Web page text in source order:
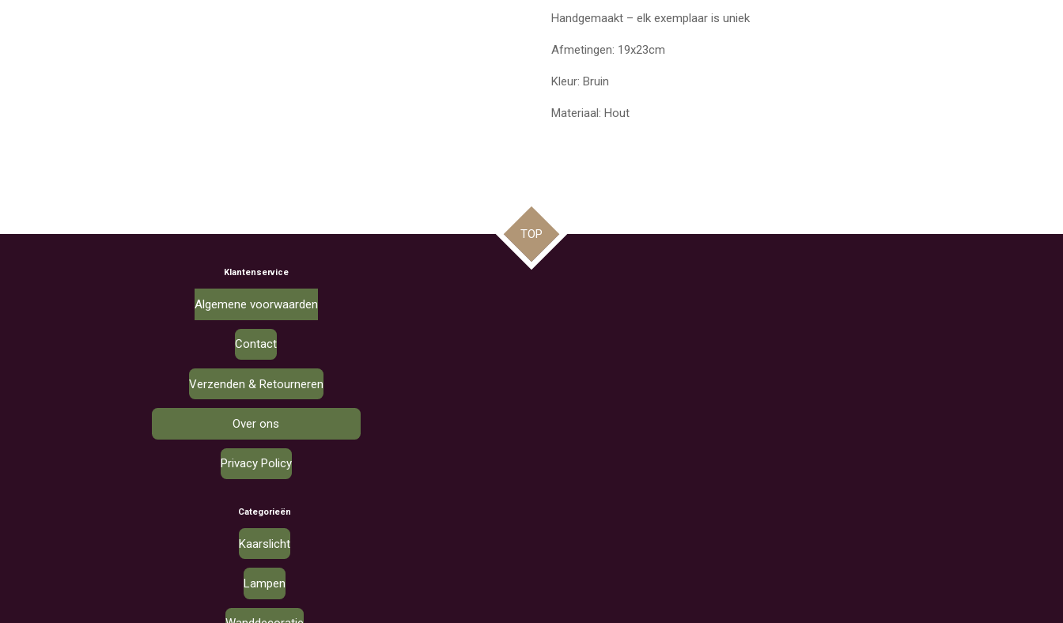
Handgemaakt – elk exemplaar is uniek
Afmetingen: 19x23cm
Kleur: Bruin
Materiaal: Hout
TOP
Klantenservice
Algemene voorwaarden
Contact
Verzenden & Retourneren
Over ons
Privacy Policy
Categorieën
Kaarslicht
Lampen